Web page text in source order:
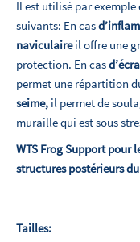
Il est utilisé par exemple
suivants: En cas
naviculaireil offre une
protection. En cas
permet une répartition
seime, il permet de
muraille qui est sous
WTS Frog Support pour
structures postérieurs
Tailles: